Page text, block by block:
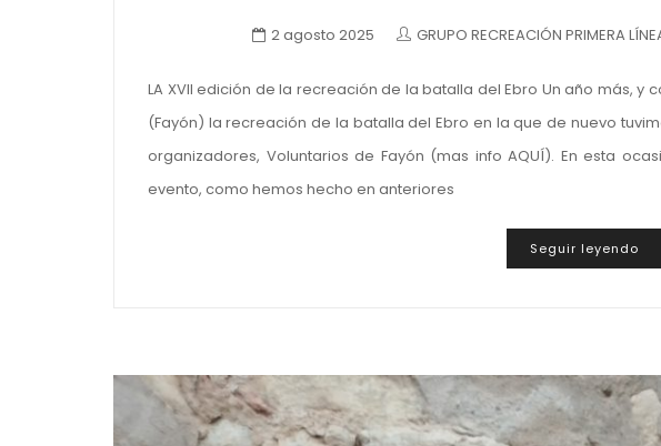
2 agosto 2025 GRUPO RECREACIÓN PRIMERA
LA XVII edición de la recreación de la batalla del Ebro Un año más, y
(Fayón) la recreación de la batalla del Ebro en la que de nuevo
organizadores, Voluntarios de Fayón (mas info AQUÍ). En esta
evento, como hemos hecho en anteriores
Seguir leyendo